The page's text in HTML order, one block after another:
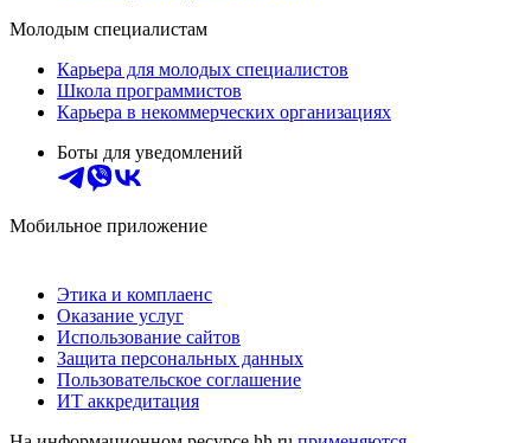
Молодым специалистам
Карьера для молодых специалистов
Школа программистов
Карьера в некоммерческих организациях
Боты для уведомлений
Мобильное приложение
Этика и комплаенс
Оказание услуг
Использование сайтов
Защита персональных данных
Пользовательское соглашение
ИТ аккредитация